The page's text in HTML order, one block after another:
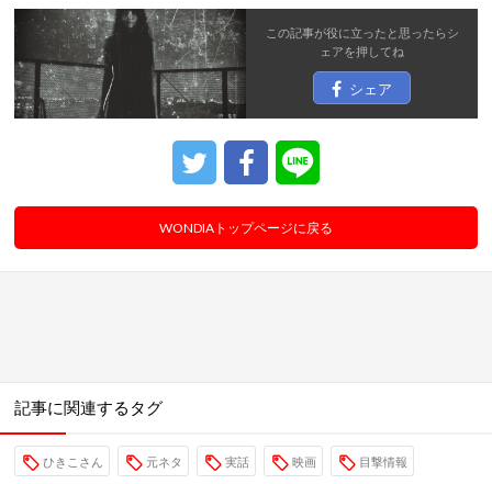
この記事が役に立ったと思ったらシ
ェアを押してね
シェア
WONDIAトップページに戻る
記事に関連するタグ
ひきこさん 元ネタ 実話 映画 目撃情報